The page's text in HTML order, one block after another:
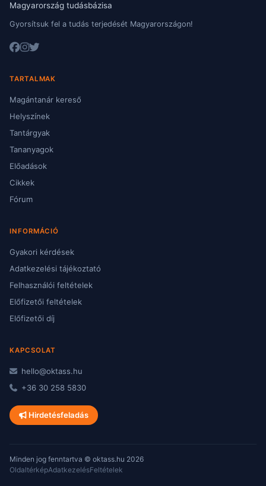
Magyarország tudásbázisa
Gyorsítsuk fel a tudás terjedését Magyarországon!
TARTALMAK
Magántanár kereső
Helyszínek
Tantárgyak
Tananyagok
Előadások
Cikkek
Fórum
INFORMÁCIÓ
Gyakori kérdések
Adatkezelési tájékoztató
Felhasználói feltételek
Előfizetői feltételek
Előfizetői díj
KAPCSOLAT
hello@oktass.hu
+36 30 258 5830
Hirdetésfeladás
Minden jog fenntartva © oktass.hu 2026
OldaltérképAdatkezelésFeltételek